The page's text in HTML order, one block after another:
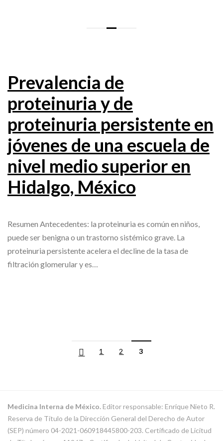
Prevalencia de
proteinuria y de
proteinuria persistente en
jóvenes de una escuela de
nivel medio superior en
Hidalgo, México
Resumen Antecedentes: la proteinuria es común en niños,
puede ser benigna o un trastorno sistémico grave. La
proteinuria persistente acelera el decline de la tasa de
filtración glomerular y es…
1 2 3
Medicina Interna de México.Editor responsable: Enrique Nieto R.
Reserva de Título de la Dirección General del Derecho de Autor
(SEP) número 04-2021-060918445800-203. Certificado de Licitud